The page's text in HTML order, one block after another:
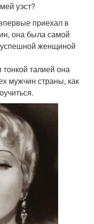
уэст?
приехал в
она была самой
успешной женщиной
талией она
мужчин страны, как